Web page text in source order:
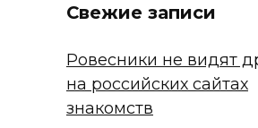
Свежие записи
Ровесники не видят
на российских сайтах
знакомств